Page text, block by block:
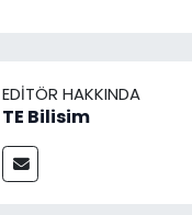
EDITÖR HAKKINDA
TE Bilisim